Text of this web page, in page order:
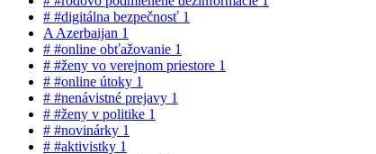
# #digitálna bezpečnosť 1
A Azerbaijan 1
# #online obťažovanie 1
# #ženy vo verejnom priestore 1
# #online útoky 1
# #nenávistné prejavy 1
# #ženy v politike 1
# #novinárky 1
# #aktivistky 1